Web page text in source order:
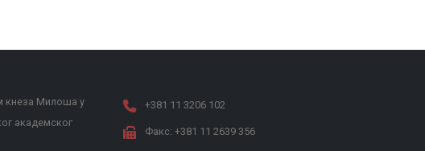
кнеза Милоша у
академског
+381 11 3206 102
Факс: +381 11 2639 356